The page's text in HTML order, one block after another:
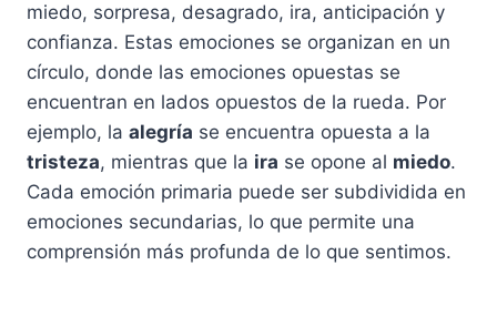
miedo, sorpresa, desagrado, ira, anticipación y
confianza. Estas emociones se organizan en un
círculo, donde las emociones opuestas se
encuentran en lados opuestos de la rueda. Por
ejemplo, la alegría se encuentra opuesta a la
tristeza, mientras que la ira se opone al miedo.
Cada emoción primaria puede ser subdividida en
emociones secundarias, lo que permite una
comprensión más profunda de lo que sentimos.